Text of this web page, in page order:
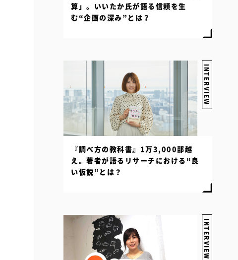
INTERVIEW
INTERVIEW
『調べ方の教科書』1万3,000部越
え。著者が語るリサーチにおける“良
い仮説”とは？
算」。いいたか氏が語る信頼を生
む“企画の深み”とは？